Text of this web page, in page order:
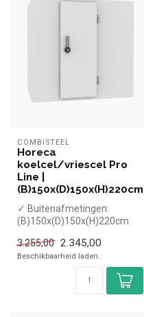
COMBISTEEL
Horeca
koelcel/vriescel Pro
Line |
(B)150x(D)150x(H)220cm
✓ Buitenafmetingen:
(B)150x(D)150x(H)220cm
(B)134x(D)134x(H...
3.255,00 2.345,00
Beschikbaarheid laden..